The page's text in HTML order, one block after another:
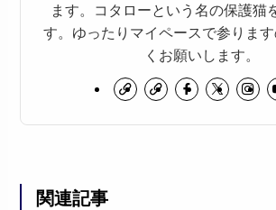
ます。コタローという名の保護猫
す。ゆったりマイペースで参りま
くお願いします。
関連記事